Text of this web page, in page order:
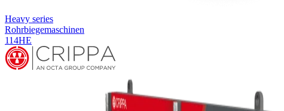
Heavy series
Rohrbiegemaschinen
114HE